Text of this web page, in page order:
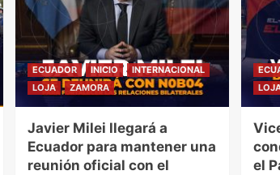
ECUADOR INICIO
INTERNACIONAL
LOJA
ZAMORA
Javier Milei llegará a
Ecuador para mantener una
reunión oficial con el
el